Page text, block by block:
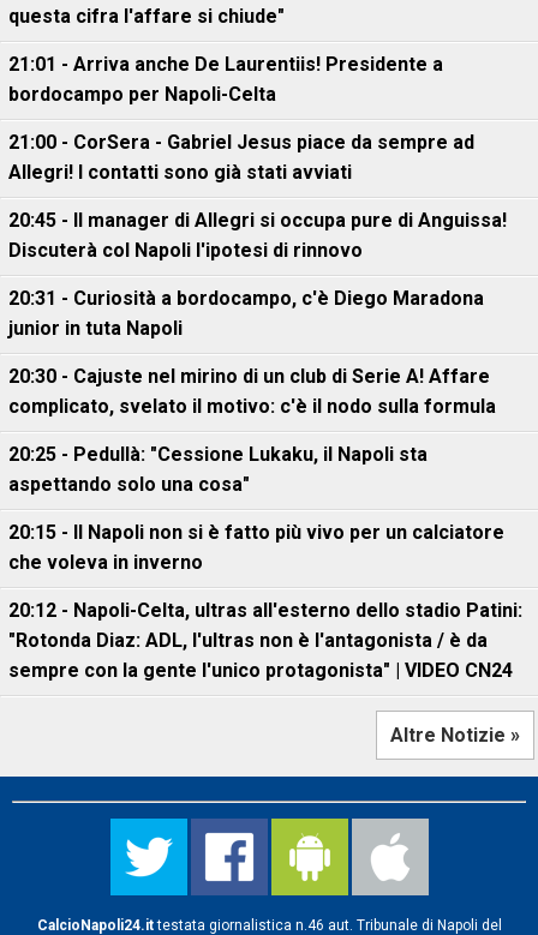
questa cifra l'affare si chiude"
21:01 - Arriva anche De Laurentiis! Presidente a
bordocampo per Napoli-Celta
21:00 - CorSera - Gabriel Jesus piace da sempre ad
Allegri! I contatti sono già stati avviati
20:45 - Il manager di Allegri si occupa pure di Anguissa!
Discuterà col Napoli l'ipotesi di rinnovo
20:31 - Curiosità a bordocampo, c'è Diego Maradona
junior in tuta Napoli
20:30 - Cajuste nel mirino di un club di Serie A! Affare
complicato, svelato il motivo: c'è il nodo sulla formula
20:25 - Pedullà: "Cessione Lukaku, il Napoli sta
aspettando solo una cosa"
20:15 - Il Napoli non si è fatto più vivo per un calciatore
che voleva in inverno
20:12 - Napoli-Celta, ultras all'esterno dello stadio Patini:
"Rotonda Diaz: ADL, l'ultras non è l'antagonista / è da
sempre con la gente l'unico protagonista" | VIDEO CN24
Altre Notizie »
CalcioNapoli24.ittestata giornalistica n.46 aut. Tribunale di Napoli del